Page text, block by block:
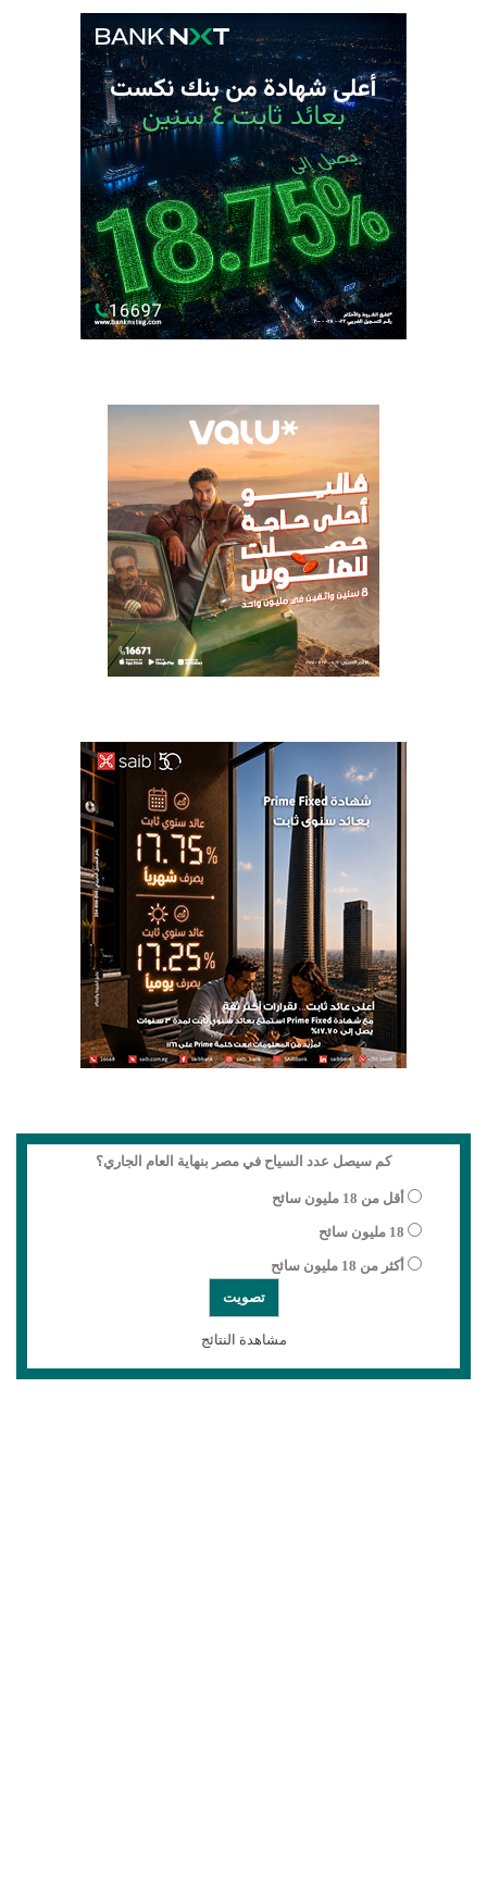
كم سيصل عدد السياح في مصر بنهاية العام الجاري؟
أقل من 18 مليون سائح
18 مليون سائح
أكثر من 18 مليون سائح
مشاهدة النتائج